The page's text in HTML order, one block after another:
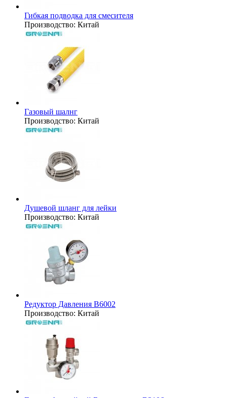
Гибкая подводка для смесителя
Производство: Китай
Газовый шалнг
Производство: Китай
Душевой шланг для лейки
Производство: Китай
Редуктор Давления B6002
Производство: Китай